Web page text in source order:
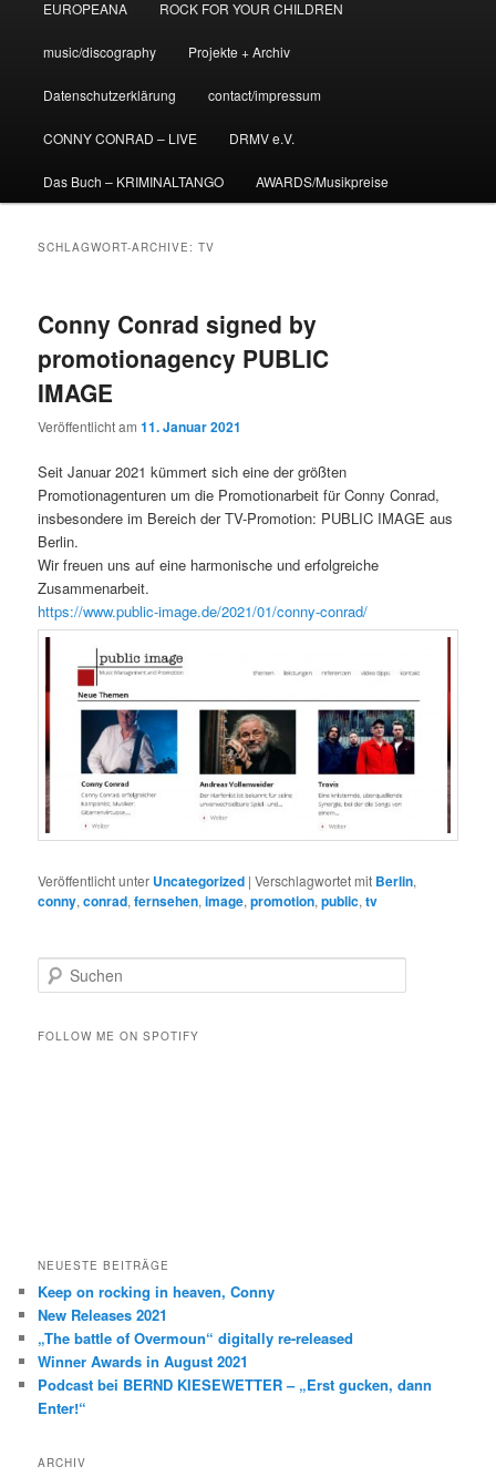
EUROPEANA ROCK FOR YOUR CHILDREN
music/discography Projekte + Archiv
Datenschutzerklärung contact/impressum
CONNY CONRAD – LIVE DRMV e.V.
Das Buch – KRIMINALTANGO AWARDS/Musikpreise
SCHLAGWORT-ARCHIVE:TV
Conny Conrad signed by
promotionagency PUBLIC
IMAGE
Veröffentlicht am11. Januar 2021
Seit Januar 2021 kümmert sich eine der größten
Promotionagenturen um die Promotionarbeit für Conny Conrad,
insbesondere im Bereich der TV-Promotion: PUBLIC IMAGE aus
Berlin.
Wir freuen uns auf eine harmonische und erfolgreiche
Zusammenarbeit.
https://www.public-image.de/2021/01/conny-conrad/
Veröffentlicht unter Uncategorized |Verschlagwortet mit Berlin,
conny,conrad,fernsehen,image,promotion,public,tv
u
h
FOLLOW ME ON SPOTIFY
NEUESTE BEITRÄGE
Keep on rocking in heaven, Conny
New Releases 2021
„The battle of Overmoun“ digitally re-released
Winner Awards in August 2021
Podcast bei BERND KIESEWETTER – „Erst gucken, dann
Enter!“
ARCHIV